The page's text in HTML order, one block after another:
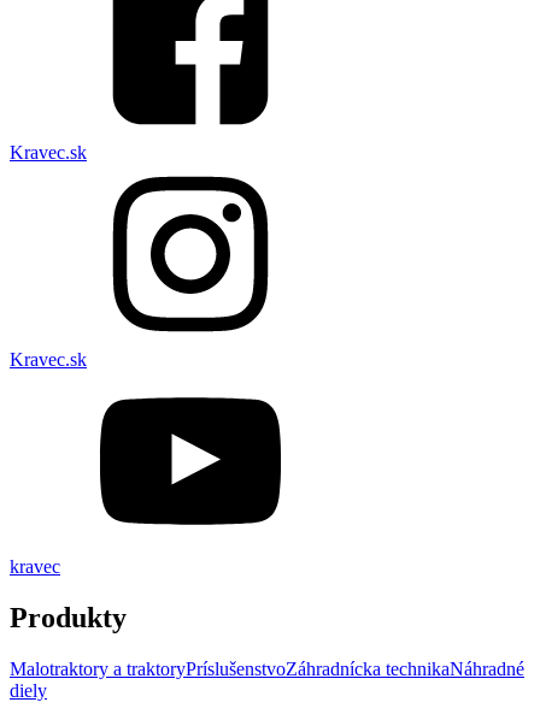
Kravec.sk
Kravec.sk
kravec
Produkty
Malotraktory a traktoryPríslušenstvoZáhradnícka technikaNáhradné
diely